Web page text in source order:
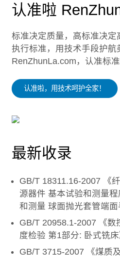
认准啦
标准决定质量，高标准决定
执行标准，用技术手段护航
RenZhunLa.com，认准标准
认准啦，用技术呵护全家！
最新收录
GB/T 18311.16-2007 《
源器件 基本试验和测量
和测量 球面抛光套管端
GB/T 20958.1-2007 《数
度检验 第1部分: 卧式铣
GB/T 3715-2007 《煤质